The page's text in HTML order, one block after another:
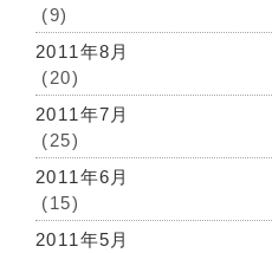
(9)
2011年8月
(20)
2011年7月
(25)
2011年6月
(15)
2011年5月